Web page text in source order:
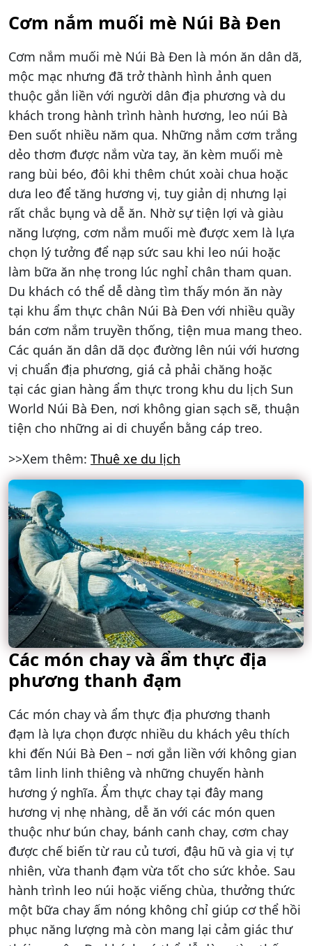
Cơm nắm muối mè Núi Bà Đen
Cơm nắm muối mè Núi Bà Đen là món ăn dân dã,
mộc mạc nhưng đã trở thành hình ảnh quen
thuộc gắn liền với người dân địa phương và du
khách trong hành trình hành hương, leo núi Bà
Đen suốt nhiều năm qua. Những nắm cơm trắng
dẻo thơm được nắm vừa tay, ăn kèm muối mè
rang bùi béo, đôi khi thêm chút xoài chua hoặc
dưa leo để tăng hương vị, tuy giản dị nhưng lại
rất chắc bụng và dễ ăn. Nhờ sự tiện lợi và giàu
năng lượng, cơm nắm muối mè được xem là lựa
chọn lý tưởng để nạp sức sau khi leo núi hoặc
làm bữa ăn nhẹ trong lúc nghỉ chân tham quan.
Du khách có thể dễ dàng tìm thấy món ăn này
tại khu ẩm thực chân Núi Bà Đen với nhiều quầy
bán cơm nắm truyền thống, tiện mua mang theo.
Các quán ăn dân dã dọc đường lên núi với hương
vị chuẩn địa phương, giá cả phải chăng hoặc
tại các gian hàng ẩm thực trong khu du lịch Sun
World Núi Bà Đen, nơi không gian sạch sẽ, thuận
tiện cho những ai di chuyển bằng cáp treo.
>>Xem thêm: Thuê xe du lịch
Các món chay và ẩm thực địa
phương thanh đạm
Các món chay và ẩm thực địa phương thanh
đạm là lựa chọn được nhiều du khách yêu thích
khi đến Núi Bà Đen – nơi gắn liền với không gian
tâm linh linh thiêng và những chuyến hành
hương ý nghĩa. Ẩm thực chay tại đây mang
hương vị nhẹ nhàng, dễ ăn với các món quen
thuộc như bún chay, bánh canh chay, cơm chay
được chế biến từ rau củ tươi, đậu hũ và gia vị tự
nhiên, vừa thanh đạm vừa tốt cho sức khỏe. Sau
hành trình leo núi hoặc viếng chùa, thưởng thức
một bữa chay ấm nóng không chỉ giúp cơ thể hồi
phục năng lượng mà còn mang lại cảm giác thư